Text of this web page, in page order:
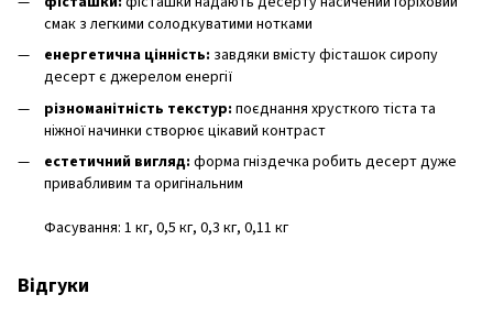
смак з легкими солодкуватими нотками
енергетична цінність: завдяки вмісту фісташок сиропу
десерт є джерелом енергії
різноманітність текстур: поєднання хрусткого тіста та
ніжної начинки створює цікавий контраст
естетичний вигляд: форма гніздечка робить десерт дуже
привабливим та оригінальним
Фасування: 1 кг, 0,5 кг, 0,3 кг, 0,11 кг
Відгуки